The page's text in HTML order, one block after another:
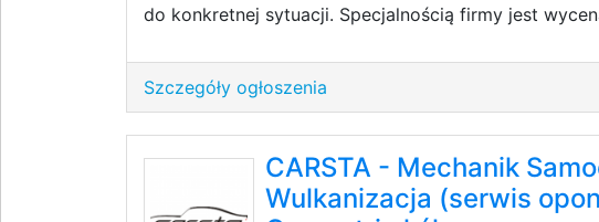
do konkretnej sytuacji. Specjalnością firmy jest
Szczegóły ogłoszenia
CARSTA - Mechanik
Wulkanizacja (serwis